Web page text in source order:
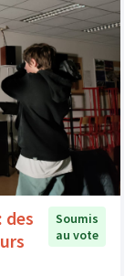
des
Soumis
au vote